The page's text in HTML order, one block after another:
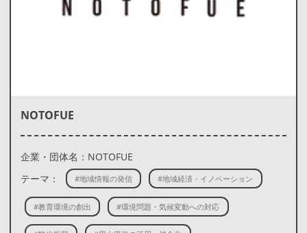
NOTOFUE
企業・団体名：NOTOFUE
テーマ：
#地域情報の発信 #地域経済・イノベーション
#教育環境の創出 #環境問題・気候変動への対応